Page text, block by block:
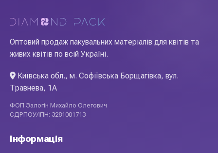
Оптовий продаж пакувальних матеріалів для квітів та
живих квітів по всій Україні.
Київська обл., м. Софіївська Борщагівка, вул.
Травнева, 1А
ФОП Залогін Михайло Олегович
ЄДРПОУ/ІПН: 3281001713
Інформація